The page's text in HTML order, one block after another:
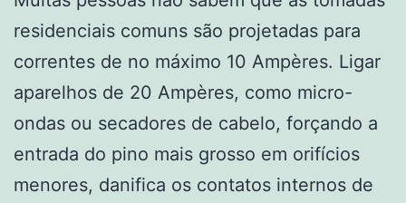
residenciais comuns são projetadas para
correntes de no máximo 10 Ampères. Ligar
aparelhos de 20 Ampères, como micro-
ondas ou secadores de cabelo, forçando a
entrada do pino mais grosso em orifícios
menores, danifica os contatos internos de